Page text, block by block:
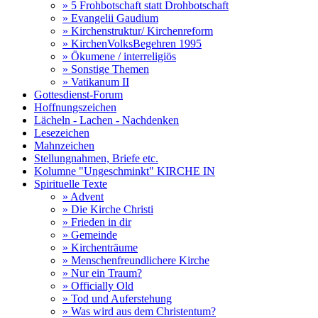
» 5 Frohbotschaft statt Drohbotschaft
» Evangelii Gaudium
» Kirchenstruktur/ Kirchenreform
» KirchenVolksBegehren 1995
» Ökumene / interreligiös
» Sonstige Themen
» Vatikanum II
Gottesdienst-Forum
Hoffnungszeichen
Lächeln - Lachen - Nachdenken
Lesezeichen
Mahnzeichen
Stellungnahmen, Briefe etc.
Kolumne "Ungeschminkt" KIRCHE IN
Spirituelle Texte
» Advent
» Die Kirche Christi
» Frieden in dir
» Gemeinde
» Kirchenträume
» Menschenfreundlichere Kirche
» Nur ein Traum?
» Officially Old
» Tod und Auferstehung
» Was wird aus dem Christentum?